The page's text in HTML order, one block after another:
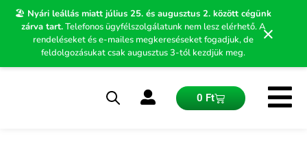
🏖️ Nyári leállás miatt július 25. és augusztus 2. között cégünk
zárva tart.Telefonos ügyfélszolgálatunk nem lesz elérhető. A
rendeléseket és e-mailes megkereséseket fogadjuk, de
feldolgozásukat csak augusztus 3-tól kezdjük meg.
×
Skip
0 FtKosár